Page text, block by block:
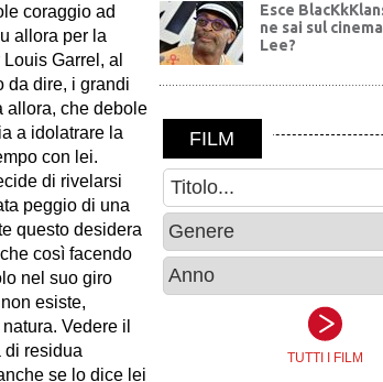
coraggio ad
allora per la
Garrel, al
da dire, i grandi
allora, che debole
a idolatrare la
con lei.
di rivelarsi
peggio di una
questo desidera
così facendo
nel suo giro
esiste,
Vedere il
di residua
se lo dice lei
Esce
ne sai sul
Lee?